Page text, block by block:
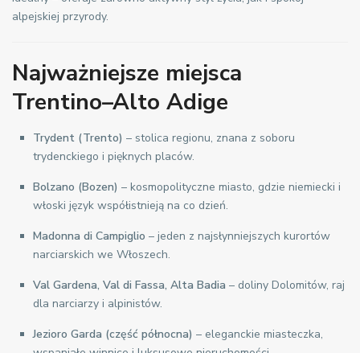
alpejskiej przyrody.
Najważniejsze miejsca
Trentino–Alto Adige
Trydent (Trento) – stolica regionu, znana z soboru
trydenckiego i pięknych placów.
Bolzano (Bozen) – kosmopolityczne miasto, gdzie niemiecki i
włoski język współistnieją na co dzień.
Madonna di Campiglio – jeden z najsłynniejszych kurortów
narciarskich we Włoszech.
Val Gardena, Val di Fassa, Alta Badia – doliny Dolomitów, raj
dla narciarzy i alpinistów.
Jezioro Garda (część północna) – eleganckie miasteczka,